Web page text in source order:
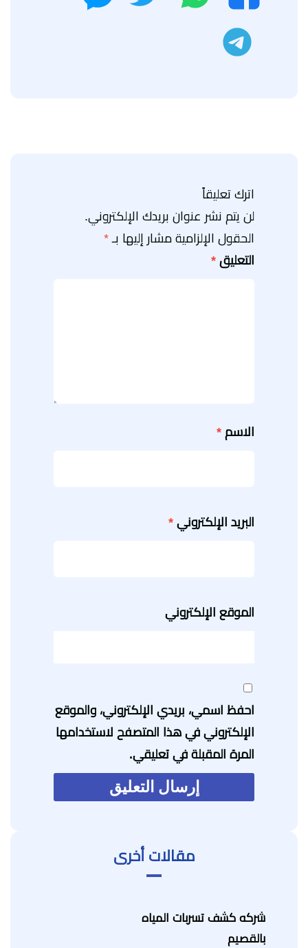
اترك تعليقاً
لن يتم نشر عنوان بريدك الإلكتروني.
الحقول الإلزامية مشار إليها بـ *
التعليق *
الاسم *
البريد الإلكتروني *
الموقع الإلكتروني
احفظ اسمي، بريدي الإلكتروني، والموقع
الإلكتروني في هذا المتصفح لاستخدامها
المرة المقبلة في تعليقي.
مقالات أخرى
شركه كشف تسربات المياه
بالقصيم